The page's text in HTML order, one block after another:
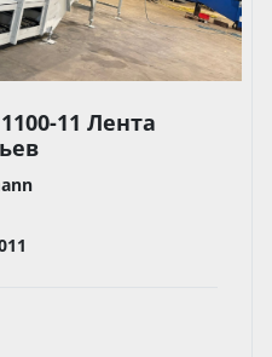
11 Лента